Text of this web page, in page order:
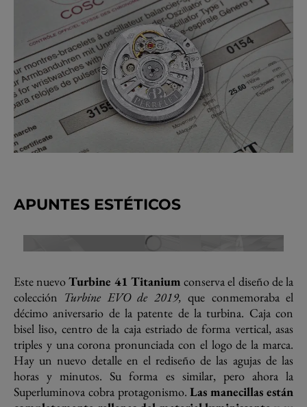
APUNTES ESTÉTICOS
Este nuevoTurbine 41 Titanium conserva el diseño de la
colección Turbine EVO de 2019, que conmemoraba el
décimo aniversario de la patente de la turbina. Caja con
bisel liso, centro de la caja estriado de forma vertical, asas
triples y una corona pronunciada con el logo de la marca.
Hay un nuevo detalle en el rediseño de las agujas de las
horas y minutos. Su forma es similar, pero ahora la
Superluminova cobra protagonismo.Las manecillas están